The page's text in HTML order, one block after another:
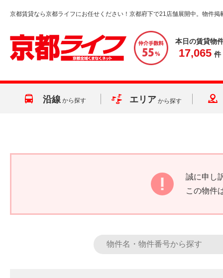
京都賃貸なら京都ライフにお任せください！京都府下で21店舗展開中。物件掲
本日の賃貸物
17,065 件
沿線 から探す エリア から探す
誠に申し
この物件